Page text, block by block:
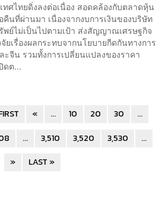
ทศไทยดิ่งลงต่อเนื่อง สอดคล้องกับตลาดหุ้น
คืนที่ผ่านมา เนื่องจากงบการเงินของบริษัท
ย์ไม่เป็นไปตามเป้า ส่งสัญญาณเศรษฐกิจ
เรื่องผลกระทบจากนโยบายกีดกันทางการ
ะจีน รวมทั้งการเปลี่ยนแปลงของราคา
ต...
« ... 10 20 30
...
... 3,510 3,520 3,530
...
»
LAST »